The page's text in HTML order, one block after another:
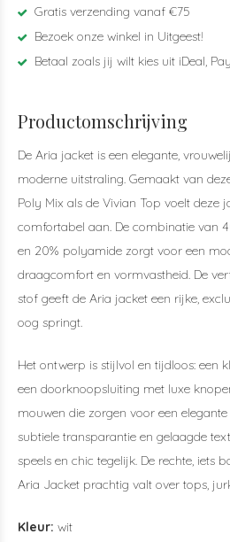
Gratis verzending vanaf €75
Bezoek onze winkel in Uitgeest!
Betaal zoals jij wilt kies uit iDeal,
Productomschrijving
De Aria jacket is een elegante,
moderne uitstraling. Gemaakt van
Poly Mix als de Vivian Top voelt deze
comfortabel aan. De combinatie van
en 20% polyamide zorgt voor een
draagcomfort en vormvastheid. De
stof geeft de Aria jacket een rijke,
oog springt.
Het ontwerp is stijlvol en tijdloos: een
een doorknoopsluiting met luxe
mouwen die zorgen voor een
subtiele transparantie en gelaagde
speels en chic tegelijk. De rechte, iets
Aria Jacket prachtig valt over tops,
Kleur: wit